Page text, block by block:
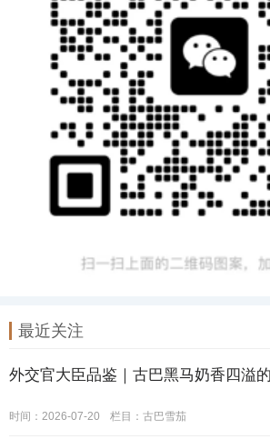
最近关注
外交官大臣品鉴｜古巴黑马奶香四溢
时间：2026-07-20 栏目： 古巴雪茄